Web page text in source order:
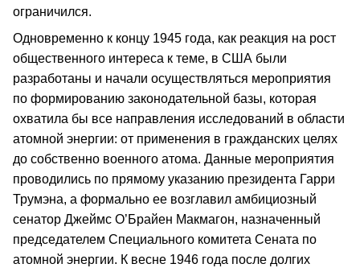
ограничился.
Одновременно к концу 1945 года, как реакция на рост
общественного интереса к теме, в США были
разработаны и начали осуществляться мероприятия
по формированию законодательной базы, которая
охватила бы все направления исследований в области
атомной энергии: от применения в гражданских целях
до собственно военного атома. Данные мероприятия
проводились по прямому указанию президента Гарри
Трумэна, а формально ее возглавил амбициозный
сенатор Джеймс О’Брайен Макмагон, назначенный
председателем Специального комитета Сената по
атомной энергии. К весне 1946 года после долгих